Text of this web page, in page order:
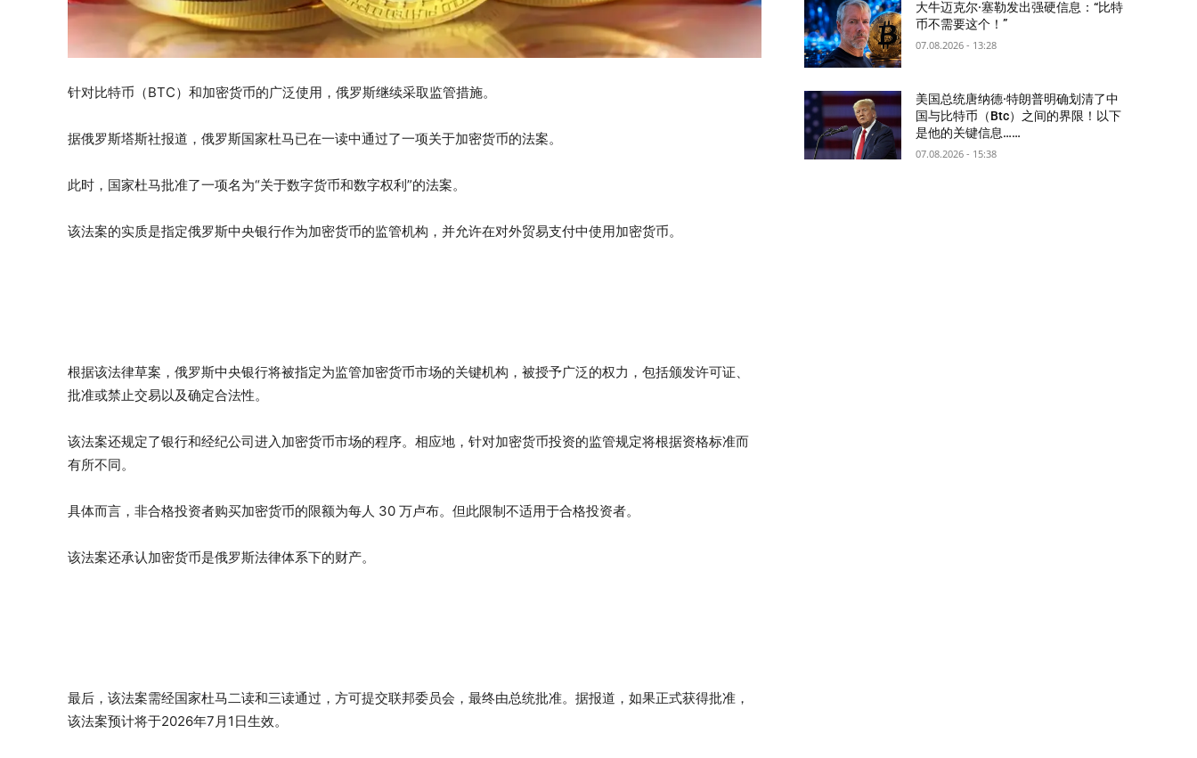
针对比特币（BTC）和加密货币的广泛使用，俄罗斯继续采取监管措施。
据俄罗斯塔斯社报道，俄罗斯国家杜马已在一读中通过了一项关于加密货币的法案。
此时，国家杜马批准了一项名为“关于数字货币和数字权利”的法案。
该法案的实质是指定俄罗斯中央银行作为加密货币的监管机构，并允许在对外贸易支付中使用加密货币。
根据该法律草案，俄罗斯中央银行将被指定为监管加密货币市场的关键机构，被授予广泛的权力，包括颁发许可证、
批准或禁止交易以及确定合法性。
该法案还规定了银行和经纪公司进入加密货币市场的程序。相应地，针对加密货币投资的监管规定将根据资格标准而
有所不同。
具体而言，非合格投资者购买加密货币的限额为每人 30 万卢布。但此限制不适用于合格投资者。
该法案还承认加密货币是俄罗斯法律体系下的财产。
最后，该法案需经国家杜马二读和三读通过，方可提交联邦委员会，最终由总统批准。据报道，如果正式获得批准，
该法案预计将于2026年7月1日生效。
大牛迈克尔·塞勒发出强硬信息：“比特
币不需要这个！”
07.08.2026 - 13:28
美国总统唐纳德·特朗普明确划清了中
国与比特币（Btc）之间的界限！以下
是他的关键信息……
07.08.2026 - 15:38